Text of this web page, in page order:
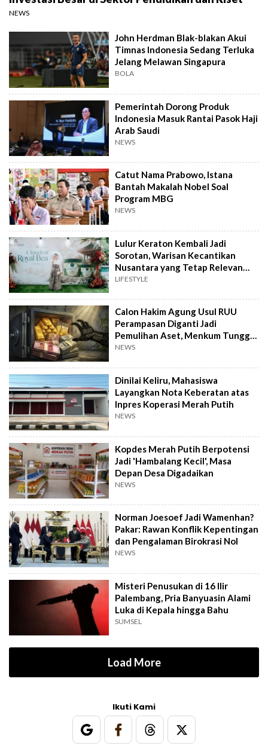
NEWS
John Herdman Blak-blakan Akui
Timnas Indonesia Sedang Terluka
Jelang Melawan Singapura
BOLA
Pemerintah Dorong Produk
Indonesia Masuk Rantai Pasok Haji
Arab Saudi
NEWS
Catut Nama Prabowo, Istana
Bantah Makalah Nobel Soal
Program MBG
NEWS
Lulur Keraton Kembali Jadi
Sorotan, Warisan Kecantikan
Nusantara yang Tetap Relevan
hingga Kini
LIFESTYLE
Calon Hakim Agung Usul RUU
Perampasan Diganti Jadi
Pemulihan Aset, Menkum Tunggu
Langkah DPR
NEWS
Dinilai Keliru, Mahasiswa
Layangkan Nota Keberatan atas
Inpres Koperasi Merah Putih
NEWS
Kopdes Merah Putih Berpotensi
Jadi 'Hambalang Kecil', Masa
Depan Desa Digadaikan
NEWS
Norman Joesoef Jadi Wamenhan?
Pakar: Rawan Konflik Kepentingan
dan Pengalaman Birokrasi Nol
NEWS
Misteri Penusukan di 16 Ilir
Palembang, Pria Banyuasin Alami
Luka di Kepala hingga Bahu
SUMSEL
Load More
Ikuti Kami